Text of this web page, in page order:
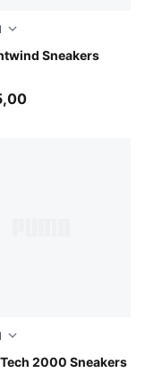
Sneakers
PUMA White
2000 Sneakers
PUMA White-